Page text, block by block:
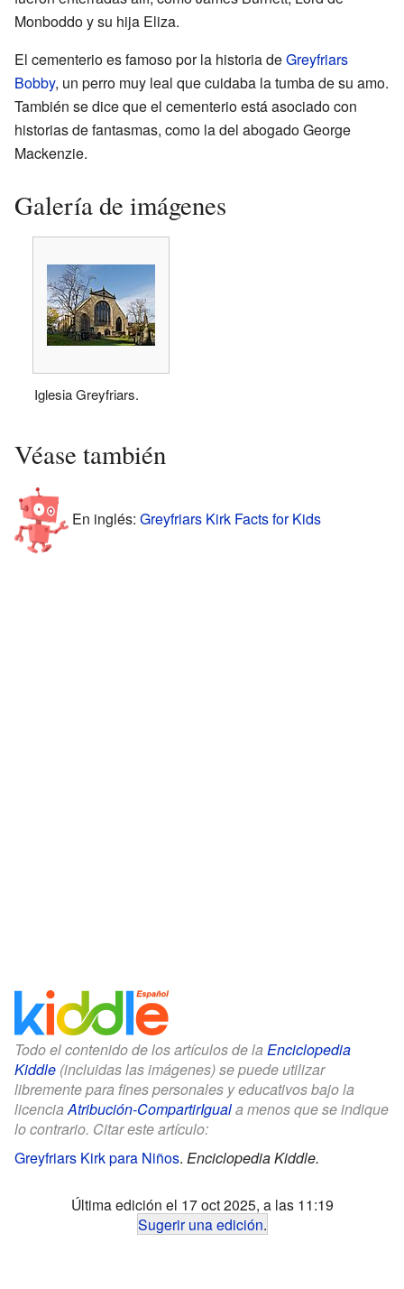
Monboddo y su hija Eliza.
El cementerio es famoso por la historia deGreyfriars
Bobby, un perro muy leal que cuidaba la tumba de su amo.
También se dice que el cementerio está asociado con
historias de fantasmas, como la del abogado George
Mackenzie.
Galería de imágenes
Iglesia Greyfriars.
Véase también
En inglés: Greyfriars Kirk Facts for Kids
Todo el contenido de los artículos de la Enciclopedia
Kiddle (incluidas las imágenes) se puede utilizar
libremente para fines personales y educativos bajo la
licenciaAtribución-CompartirIguala menos que se indique
lo contrario. Citar este artículo:
Greyfriars Kirk para Niños. Enciclopedia Kiddle.
Última edición el 17 oct 2025, a las 11:19
Sugerir una edición.